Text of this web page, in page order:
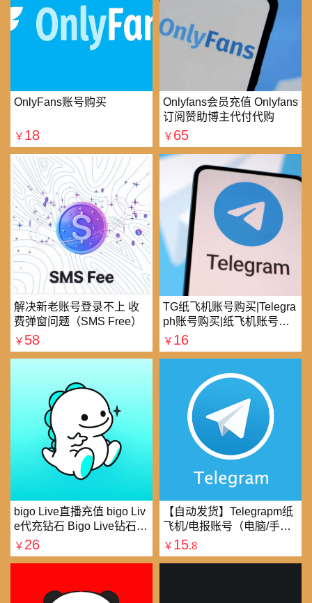
OnlyFans账号购买
￥ 18
Onlyfans会员充值 Onlyfans
订阅赞助博主代付代购
￥ 65
解决新老账号登录不上 收
费弹窗问题（SMS Free）
￥ 58
TG纸飞机账号购买|Telegra
ph账号购买|纸飞机账号购
买|电报账号购买
￥ 16
bigo Live直播充值 bigo Liv
e代充钻石 Bigo Live钻石充
值直播礼物钻石代充
￥ 26
【自动发货】Telegrapm纸
飞机/电报账号（电脑/手机
均可以登录）
￥ 15.8